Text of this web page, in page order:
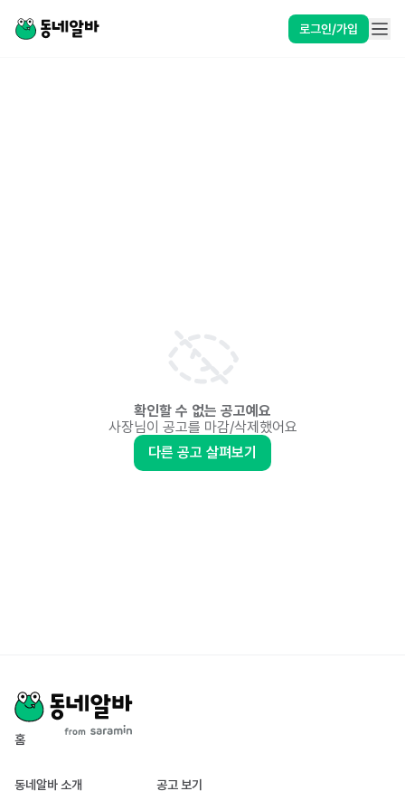
로그인/가입
확인할 수 없는 공고예요
사장님이 공고를 마감/삭제했어요
다른 공고 살펴보기
홈
동네알바 소개 공고 보기